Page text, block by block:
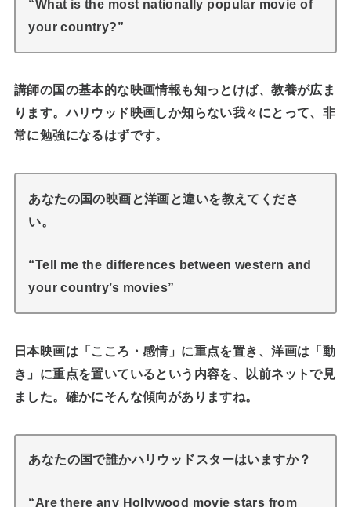
“What is the most nationally popular movie of
your country?”
講師の国の基本的な映画情報も知っとけば、教養が広ま
ります。ハリウッド映画しか知らない我々にとって、非
常に勉強になるはずです。
あなたの国の映画と洋画と違いを教えてくださ
い。
“Tell me the differences between western and
your country’s movies”
日本映画は「こころ・感情」に重点を置き、洋画は「動
き」に重点を置いているという内容を、以前ネットで見
ました。確かにそんな傾向がありますね。
あなたの国で誰かハリウッドスターはいますか？
“Are there any Hollywood movie stars from